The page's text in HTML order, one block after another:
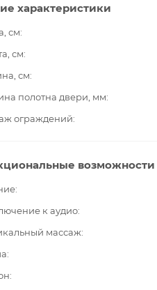
характеристики
см
см
см
полотна двери, мм
ограждений
возможности
к аудио
массаж